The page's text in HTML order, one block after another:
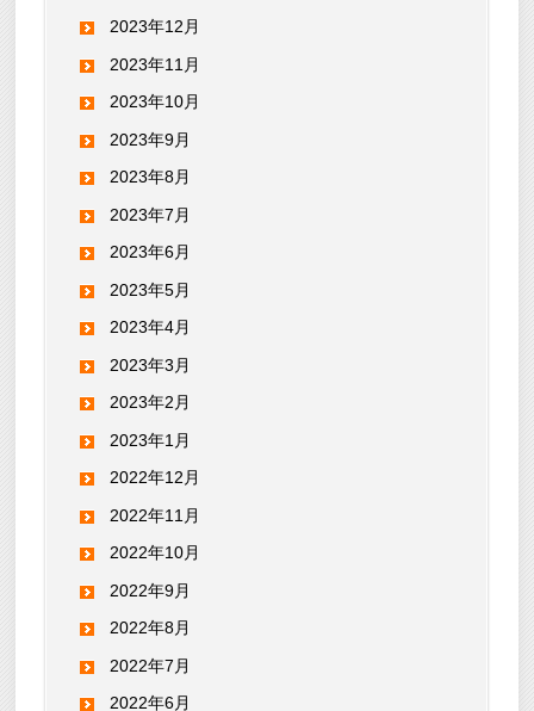
2023年12月
2023年11月
2023年10月
2023年9月
2023年8月
2023年7月
2023年6月
2023年5月
2023年4月
2023年3月
2023年2月
2023年1月
2022年12月
2022年11月
2022年10月
2022年9月
2022年8月
2022年7月
2022年6月